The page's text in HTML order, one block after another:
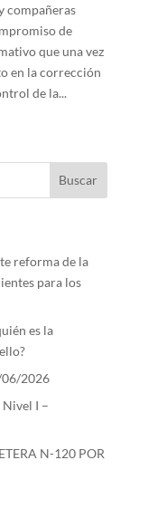
compañeras
de
que una vez
en la corrección
de la...
reforma de la
para los
es la
06/2026
I –
N-120 POR